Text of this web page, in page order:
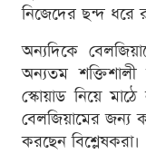
নিজেদের ছন্দ ধরে
অন্যদিকে
অন্যতম
স্কোয়াড নিয়ে
বেলজিয়ামের জন্য
করছেন বিশ্লেষকরা।